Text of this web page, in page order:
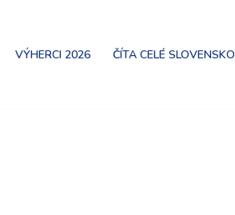
VÝHERCI 2026 ČÍTA CELÉ SLOVENSKO